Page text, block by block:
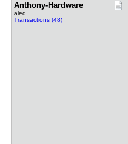
Anthony-Ha​rdware
aled
Transactions (48)